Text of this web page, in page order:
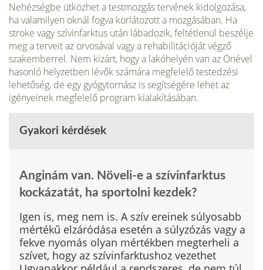
Nehézségbe ütközhet a testmozgás tervének kidolgozása,
ha valamilyen oknál fogva korlátozott a mozgásában. Ha
stroke vagy szívinfarktus után lábadozik, feltétlenül beszélje
meg a terveit az orvosával vagy a rehabilitációját végző
szakemberrel. Nem kizárt, hogy a lakóhelyén van az Önével
hasonló helyzetben lévők számára megfelelő testedzési
lehetőség, de egy gyógytornász is segítségére lehet az
igényeinek megfelelő program kialakításában.
Gyakori kérdések
Anginám van. Növeli-e a szívinfarktus
kockázatát, ha sportolni kezdek?
Igen is, meg nem is. A szív ereinek súlyosabb
mértékű elzáródása esetén a súlyzózás vagy a
fekve nyomás olyan mértékben megterheli a
szívet, hogy az szívinfarktushoz vezethet